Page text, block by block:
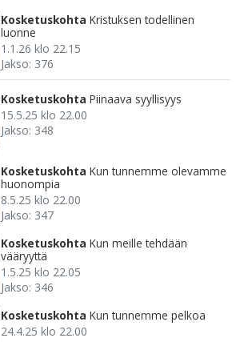
Kosketuskohta Kristuksen todellinen
luonne
1.1.26 klo 22.15
Jakso: 376
Kosketuskohta Piinaava syyllisyys
15.5.25 klo 22.00
Jakso: 348
Kosketuskohta Kun tunnemme olevamme
huonompia
8.5.25 klo 22.00
Jakso: 347
Kosketuskohta Kun meille tehdään
vääryyttä
1.5.25 klo 22.05
Jakso: 346
Kosketuskohta Kun tunnemme pelkoa
24.4.25 klo 22.00